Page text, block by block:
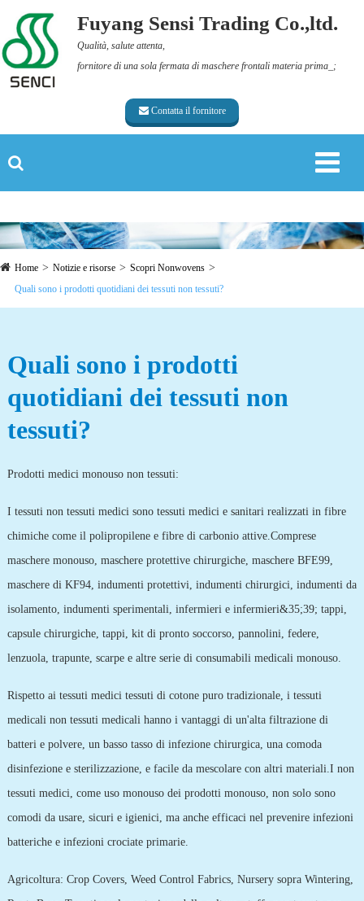
Fuyang Sensi Trading Co.,ltd.
Qualità, salute attenta,
fornitore di una sola fermata di maschere frontali materia prima_;
Contatta il fornitore
Home Notizie e risorse
Scopri Nonwovens
Quali sono i prodotti quotidiani dei tessuti non tessuti?
Quali sono i prodotti
quotidiani dei tessuti non
tessuti?
Prodotti medici monouso non tessuti:
I tessuti non tessuti medici sono tessuti medici e sanitari realizzati in fibre
chimiche come il polipropilene e fibre di carbonio attive.Comprese
maschere monouso, maschere protettive chirurgiche, maschere BFE99,
maschere di KF94, indumenti protettivi, indumenti chirurgici, indumenti da
isolamento, indumenti sperimentali, infermieri e infermieri&35;39; tappi,
capsule chirurgiche, tappi, kit di pronto soccorso, pannolini, federe,
lenzuola, trapunte, scarpe e altre serie di consumabili medicali monouso.
Rispetto ai tessuti medici tessuti di cotone puro tradizionale, i tessuti
medicali non tessuti medicali hanno i vantaggi di un'alta filtrazione di
batteri e polvere, un basso tasso di infezione chirurgica, una comoda
disinfezione e sterilizzazione, e facile da mescolare con altri materiali.I non
tessuti medici, come uso monouso dei prodotti monouso, non solo sono
comodi da usare, sicuri e igienici, ma anche efficaci nel prevenire infezioni
batteriche e infezioni crociate primarie.
Agricoltura: Crop Covers, Weed Control Fabrics, Nursery sopra Wintering,